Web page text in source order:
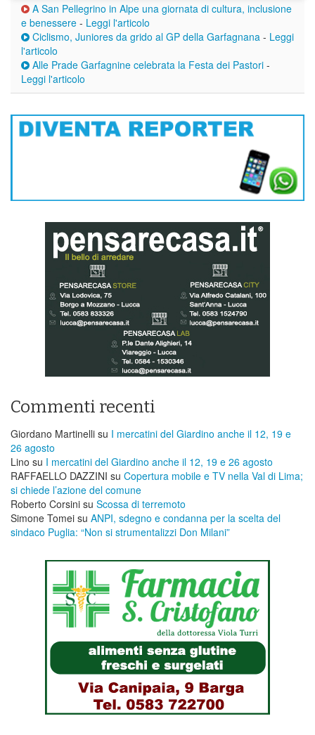
A San Pellegrino in Alpe una giornata di cultura, inclusione
e benessere - Leggi l'articolo
Ciclismo, Juniores da grido al GP della Garfagnana - Leggi
l'articolo
Alle Prade Garfagnine celebrata la Festa dei Pastori -
Leggi l'articolo
Commenti recenti
Giordano Martinelli su I mercatini del Giardino anche il 12, 19 e
26 agosto
Lino su I mercatini del Giardino anche il 12, 19 e 26 agosto
RAFFAELLO DAZZINI su ​Copertura mobile e TV nella Val di Lima;
si chiede l’azione del comune
Roberto Corsini su Scossa di terremoto
Simone Tomei su ANPI, sdegno e condanna per la scelta del
sindaco Puglia: “Non si strumentalizzi Don Milani”